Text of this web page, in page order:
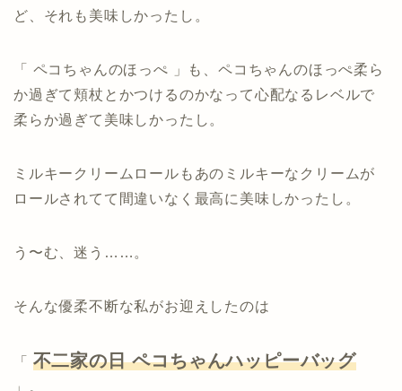
ど、それも美味しかったし。
「 ペコちゃんのほっぺ 」も、ペコちゃんのほっぺ柔ら
か過ぎて頬杖とかつけるのかなって心配なるレベルで
柔らか過ぎて美味しかったし。
ミルキークリームロールもあのミルキーなクリームが
ロールされてて間違いなく最高に美味しかったし。
う〜む、迷う……。
そんな優柔不断な私がお迎えしたのは
「 不二家の日 ペコちゃんハッピーバッグ
」。